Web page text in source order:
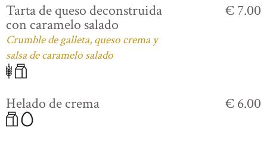
Tarta de queso deconstruida
con caramelo salado
Crumble de galleta, queso crema y
salsa de caramelo salado
€ 7.00
Helado de crema € 6.00